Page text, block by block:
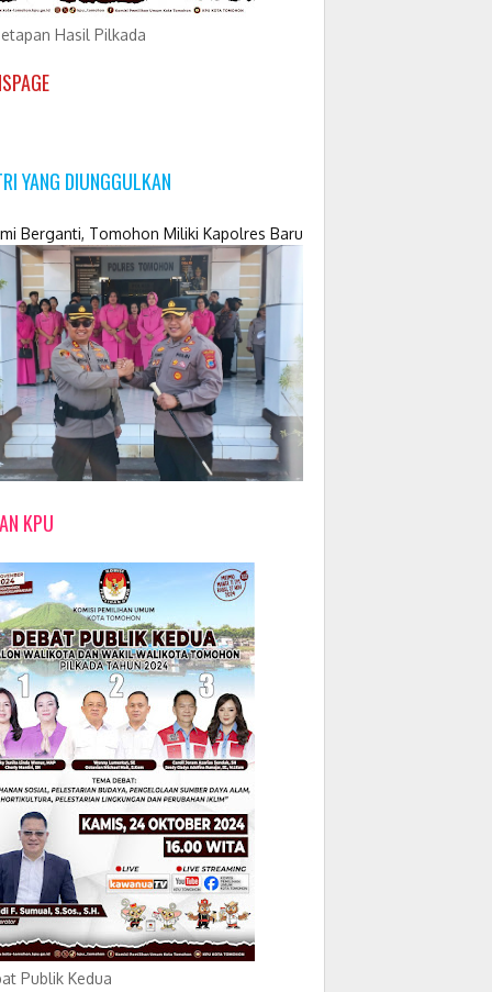
Hasil Pilkada
YANG DIUNGGULKAN
Berganti, Tomohon Miliki Kapolres Baru
KPU
Publik Kedua